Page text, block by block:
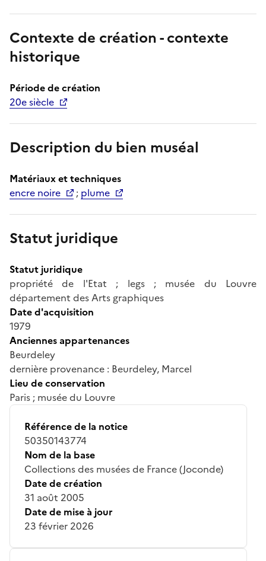
Contexte de création - contexte
historique
Période de création
20e siècle
Description du bien muséal
Matériaux et techniques
encre noire
; plume
Statut juridique
Statut juridique
propriété de l'Etat ; legs ; musée du Louvre
département des Arts graphiques
Date d'acquisition
1979
Anciennes appartenances
Beurdeley
dernière provenance : Beurdeley, Marcel
Lieu de conservation
Paris ; musée du Louvre
Référence de la notice
50350143774
Nom de la base
Collections des musées de France (Joconde)
Date de création
31 août 2005
Date de mise à jour
23 février 2026